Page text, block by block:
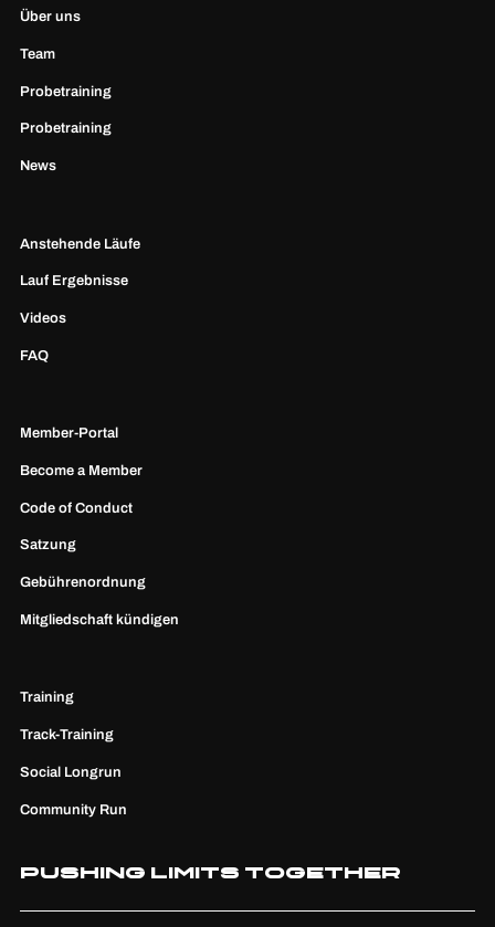
Über uns
Team
Probetraining
Probetraining
News
Anstehende Läufe
Lauf Ergebnisse
Videos
FAQ
Member-Portal
Become a Member
Code of Conduct
Satzung
Gebührenordnung
Mitgliedschaft kündigen
Training
Track-Training
Social Longrun
Community Run
Pushing Limits Together